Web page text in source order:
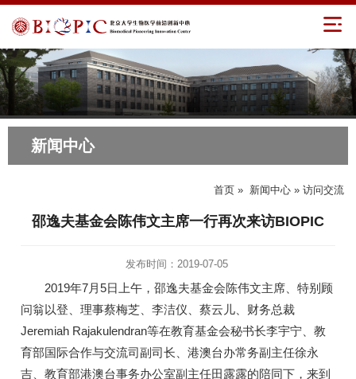
新闻中心
首页 » 新闻中心 » 访问交流
邵逸夫基金会陈伟文主席一行再次来访BIOPIC
发布时间：2019-07-05
2019年7月5日上午，邵逸夫基金会陈伟文主席、特别顾
问翁以登、理事蔡梅芝、李洁仪、蔡云儿、财务总裁
Jeremiah Rajakulendran等在教育基金会秘书长李宇宁、教
育部国际合作与交流司副司长、港澳台办常务副主任徐永
吉、教育部港澳台事务办公室副主任田露露的陪同下，来到